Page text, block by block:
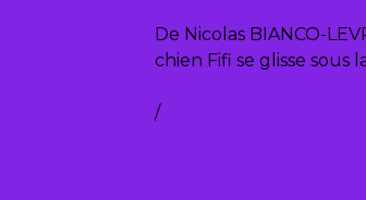
De Nicolas BIANCO-
chien Fifi se glisse sous
/